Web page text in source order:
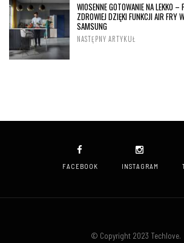
WIOSENNE GOTOWANIE NA LEKKO
ZDROWIEJ DZIĘKI FUNKCJI AIR FRY
SAMSUNG
NASTĘPNY ARTYKUŁ
FACEBOOK INSTAGRAM
© Copyright 2023 Techlove.